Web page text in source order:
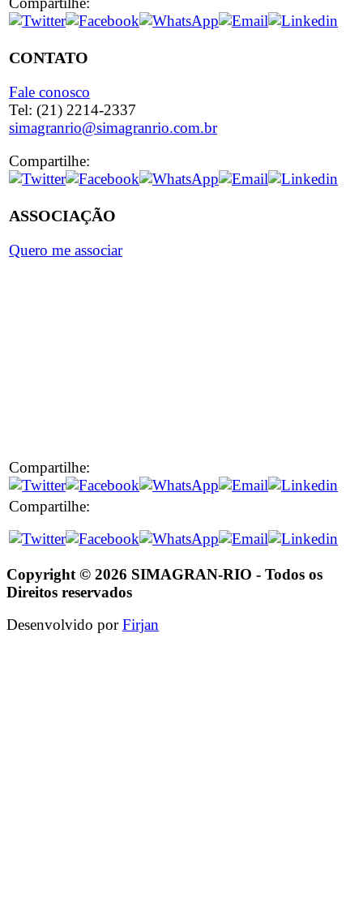
CONTATO
Fale conosco
Tel: (21) 2214-2337
simagranrio@simagranrio.com.br
Compartilhe:
ASSOCIAÇÃO
Quero me associar
Compartilhe:
Compartilhe:
Copyright © 2026 SIMAGRAN-RIO - Todos os
Direitos reservados
Desenvolvido porFirjan